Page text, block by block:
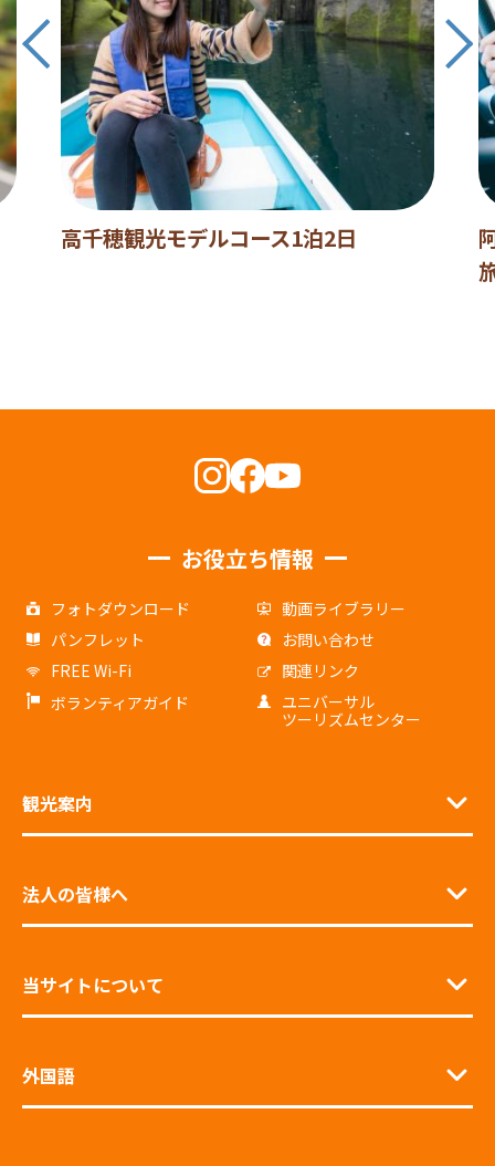
高千穂観光モデルコース1泊2日
お役立ち情報
フォトダウンロード
動画ライブラリー
パンフレット
お問い合わせ
FREE Wi-Fi
関連リンク
ボランティアガイド
ユニバーサル
ツーリズムセンター
観光案内
法人の皆様へ
当サイトについて
外国語